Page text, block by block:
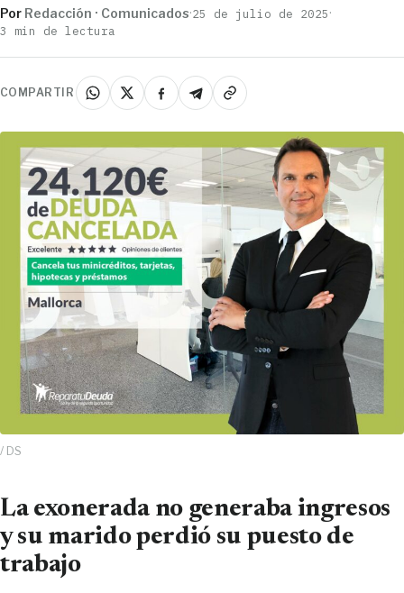
Por Redacción · Comunicados·25 de julio de 2025·
3 min de lectura
COMPARTIR
/ DS
La exonerada no generaba ingresos
y su marido perdió su puesto de
trabajo